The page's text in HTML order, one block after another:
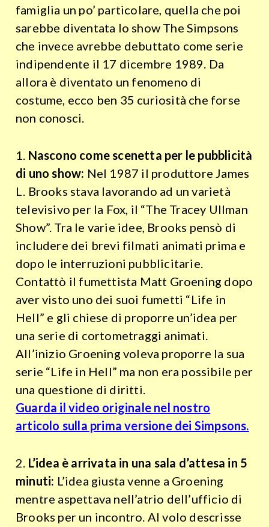
famiglia un po’ particolare, quella che poi
sarebbe diventata lo show The Simpsons
che invece avrebbe debuttato come serie
indipendente il 17 dicembre 1989. Da
allora è diventato un fenomeno di
costume, ecco ben 35 curiosità che forse
non conosci.
1. Nascono come scenetta per le pubblicità
di uno show: Nel 1987 il produttore James
L. Brooks stava lavorando ad un varietà
televisivo per la Fox, il “The Tracey Ullman
Show”. Tra le varie idee, Brooks pensò di
includere dei brevi filmati animati prima e
dopo le interruzioni pubblicitarie.
Contattò il fumettista Matt Groening dopo
aver visto uno dei suoi fumetti “Life in
Hell” e gli chiese di proporre un’idea per
una serie di cortometraggi animati.
All’inizio Groening voleva proporre la sua
serie “Life in Hell” ma non era possibile per
una questione di diritti.
Guarda il video originale nel nostro
articolo sulla prima versione dei Simpsons.
2. L’idea è arrivata in una sala d’attesa in 5
minuti: L’idea giusta venne a Groening
mentre aspettava nell’atrio dell’ufficio di
Brooks per un incontro. Al volo descrisse